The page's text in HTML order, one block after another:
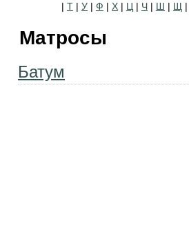
| Т | У | Ф | Х | Ц | Ч | Ш | Щ |
Матросы
Батум